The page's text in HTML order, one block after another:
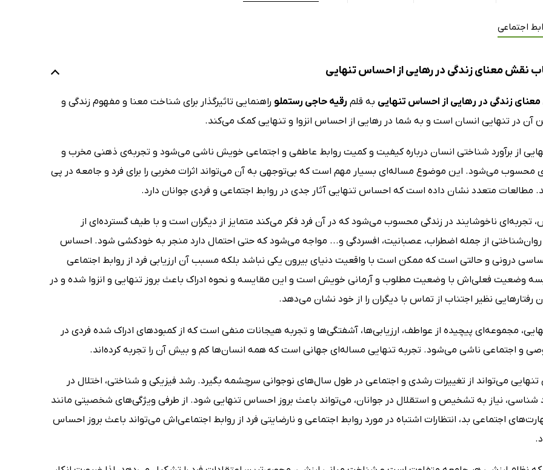
اجتماعی
نقش معنای زندگی در رهایی از احساس تنهایی
زندگی در رهایی از احساس تنهایی به قلم رقیه حاجی رستملو راهنمایی تاثیرگذار برای شناخت معنا و مفهوم زندگی و
در تنهایی انسان است و به شما در رهایی از احساس انزوا و تنهایی کمک می‌کند.
از برآورد شناختی انسان درباره کیفیت و کمیت روابط عاطفی و اجتماعی خویش ناشی می‌شود و تجربه‌ی ذهنی مخرب و
محسوب می‌شود. این موضوع مساله‌ای بسیار مهم است که بی‌توجهی به آن می‌تواند اثرات مخربی را برای فرد و جامعه در پی‌
مطالعات متعدد نشان داده است که احساس تنهایی آثار جدی در روابط اجتماعی و فردی جوانان دارد.
تجربه‌ای ناخوشایند در زندگی محسوب می‌شود که در آن فرد فکر می‌کند متمایز از دیگران است و با طیف گسترده‌ای از
از جمله اضطراب، عصبانیت، افسردگی و... مواجه می‌شود که حتی احتمال دارد منجر به خودکشی شود. احساس
درونی و حالتی است که ممکن است با واقعیت دنیای بیرون یکی نباشد بلکه مسبب آن ارزیابی فرد از روابط اجتماعی
وضعیت فعلی‌اش با وضعیت مطلوب و آرمانی خویش است و این مقایسه و نحوه ادراک باعث بروز تنهایی و انزوا شده و در
رفتارهایی نظیر اجتناب از تماس با دیگران را از خود نشان می‌دهد.
مجموعه‌ای پیچیده از عواطف، ارزیابی‌ها، آشفتگی‌ها و تجربه هیجانات منفی است که از کمبود‌های ادراک شده فردی در
و اجتماعی ناشی می‌شود. تجربه تنهایی مساله‌ای جهانی است که همه انسان‌ها کم و بیش آن را تجربه کرده‌اند.
تنهایی می‌تواند از تغییرات رشدی و اجتماعی در طول سال‌های نوجوانی سرچشمه بگیرد. رشد فیزیکی و شناختی، اختلال در
نیاز به تشخیص و استقلال در جوانان، می‌تواند باعث بروز احساس تنهایی شود. از طرفی ویژگی‌های شخصیتی مانند
اجتماعی بد، انتظارات اشتباه در مورد روابط اجتماعی و نارضایتی فرد از روابط اجتماعی‌اش می‌تواند باعث بروز احساس